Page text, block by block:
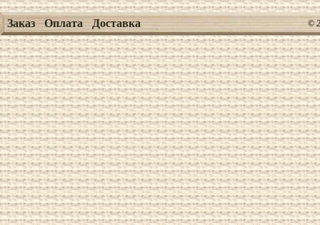
Заказ Оплата Доставка ©